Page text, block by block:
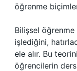
öğrenme
Bilişsel
işlediğini,
ele alır. Bu
öğrencilerin